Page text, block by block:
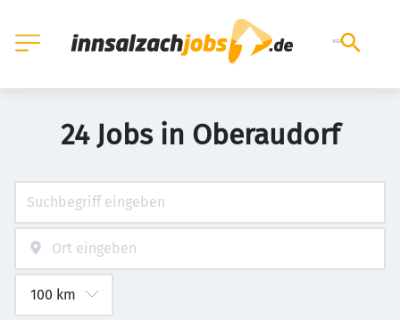
24 Jobs in Oberaudorf